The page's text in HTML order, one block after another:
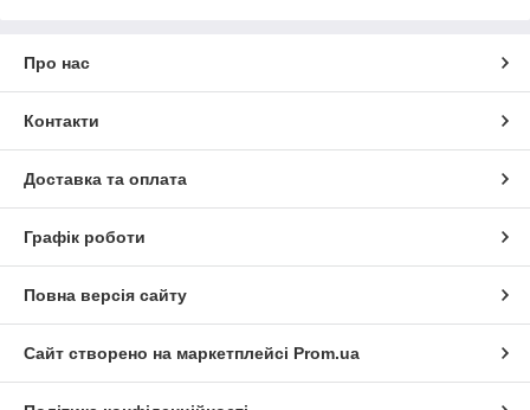
Про нас
Контакти
Доставка та оплата
Графік роботи
Повна версія сайту
Сайт створено на маркетплейсі Prom.ua